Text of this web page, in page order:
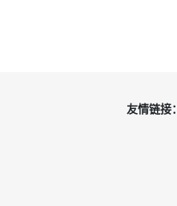
友情链接：